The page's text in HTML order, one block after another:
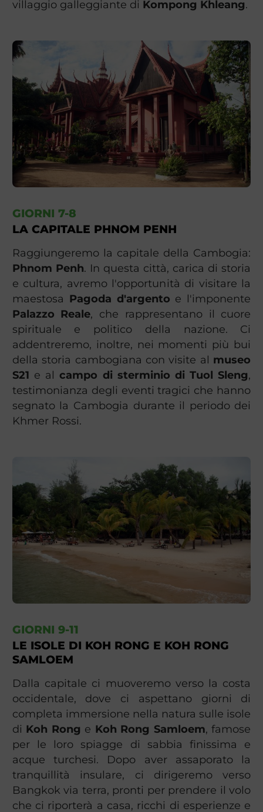
villaggio galleggiante di Kompong Khleang.
GIORNI 7-8
LA CAPITALE PHNOM PENH
Raggiungeremo la capitale della Cambogia:
Phnom Penh. In questa città, carica di storia
e cultura, avremo l'opportunità di visitare la
maestosa Pagoda d'argento e l'imponente
Palazzo Reale, che rappresentano il cuore
spirituale e politico della nazione. Ci
addentreremo, inoltre, nei momenti più bui
della storia cambogiana con visite al museo
S21 e alcampo di sterminio di Tuol Sleng,
testimonianza degli eventi tragici che hanno
segnato la Cambogia durante il periodo dei
Khmer Rossi.
GIORNI 9-11
LE ISOLE DI KOH RONG E KOH RONG
SAMLOEM
Dalla capitale ci muoveremo verso la costa
occidentale, dove ci aspettano giorni di
completa immersione nella natura sulle isole
di Koh Rong e Koh Rong Samloem, famose
per le loro spiagge di sabbia finissima e
acque turchesi. Dopo aver assaporato la
tranquillità insulare, ci dirigeremo verso
Bangkok via terra, pronti per prendere il volo
che ci riporterà a casa, ricchi di esperienze e